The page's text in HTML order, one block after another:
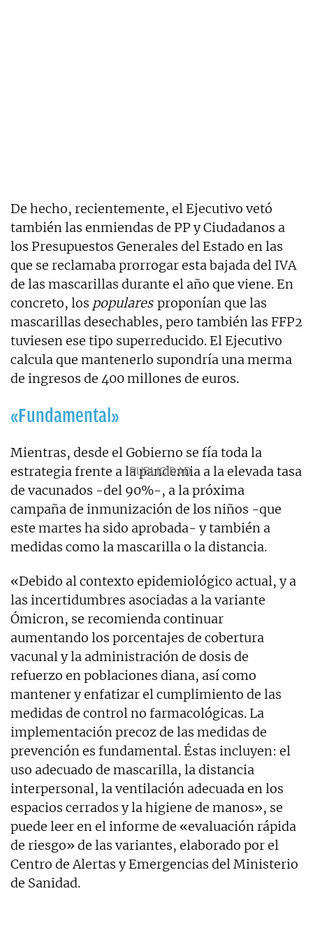
De hecho, recientemente, el Ejecutivo vetó
también las enmiendas de PP y Ciudadanos a
los Presupuestos Generales del Estado en las
que se reclamaba prorrogar esta bajada del IVA
de las mascarillas durante el año que viene. En
concreto, los populares proponían que las
mascarillas desechables, pero también las FFP2
tuviesen ese tipo superreducido. El Ejecutivo
calcula que mantenerlo supondría una merma
de ingresos de 400 millones de euros.
«Fundamental»
Mientras, desde el Gobierno se fía toda la
estrategia frente a la pandemia a la elevada tasa
de vacunados -del 90%-, a la próxima
campaña de inmunización de los niños -que
este martes ha sido aprobada- y también a
medidas como la mascarilla o la distancia.
«Debido al contexto epidemiológico actual, y a
las incertidumbres asociadas a la variante
Ómicron, se recomienda continuar
aumentando los porcentajes de cobertura
vacunal y la administración de dosis de
refuerzo en poblaciones diana, así como
mantener y enfatizar el cumplimiento de las
medidas de control no farmacológicas. La
implementación precoz de las medidas de
prevención es fundamental. Éstas incluyen: el
uso adecuado de mascarilla, la distancia
interpersonal, la ventilación adecuada en los
espacios cerrados y la higiene de manos», se
puede leer en el informe de «evaluación rápida
de riesgo» de las variantes, elaborado por el
Centro de Alertas y Emergencias del Ministerio
de Sanidad.